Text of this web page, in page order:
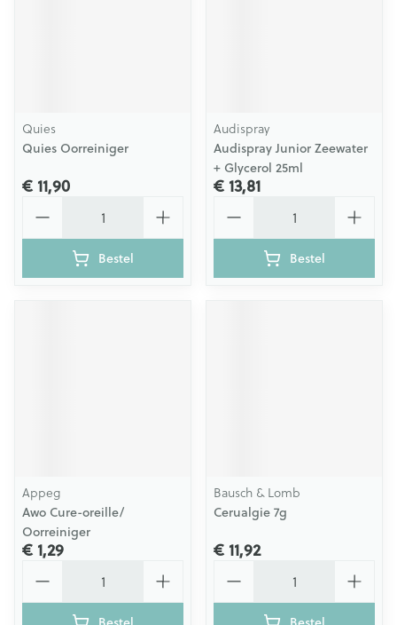
Quies
Quies Oorreiniger
€ 11,90
Bestel
Audispray
Audispray Junior Zeewater
+ Glycerol 25ml
€ 13,81
Bestel
Appeg
Awo Cure-oreille/
Oorreiniger
€ 1,29
Bausch & Lomb
Cerualgie 7g
€ 11,92